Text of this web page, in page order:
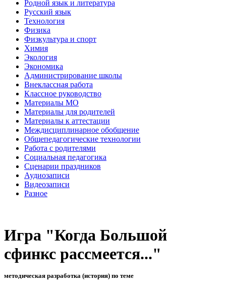
Родной язык и литература
Русский язык
Технология
Физика
Физкультура и спорт
Химия
Экология
Экономика
Администрирование школы
Внеклассная работа
Классное руководство
Материалы МО
Материалы для родителей
Материалы к аттестации
Междисциплинарное обобщение
Общепедагогические технологии
Работа с родителями
Социальная педагогика
Сценарии праздников
Аудиозаписи
Видеозаписи
Разное
Игра "Когда Большой
сфинкс рассмеется..."
методическая разработка (история) по теме